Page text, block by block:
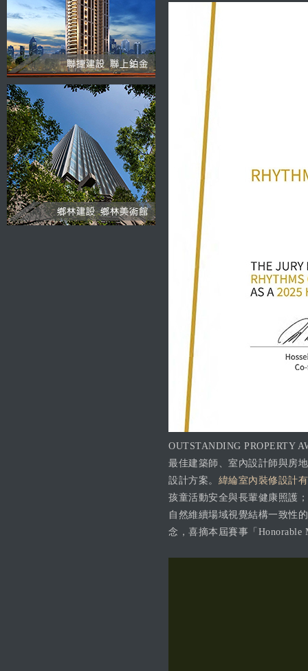
OUTSTANDING PROPERTY
最佳建築師、室內設計師與房
設計方案。 緯綸室內裝修設計
孩童活動安全與長輩健康照護
自然維續場域視覺結構一致性
念，喜摘本屆賽事「Honorable